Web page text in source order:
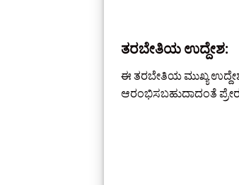
ತರಬೇತಿಯ ಉದ್ದೇಶ:
ಈ ತರಬೇತಿಯ ಮುಖ್ಯ
ಆರಂಭಿಸಬಹುದಾದಂತೆ